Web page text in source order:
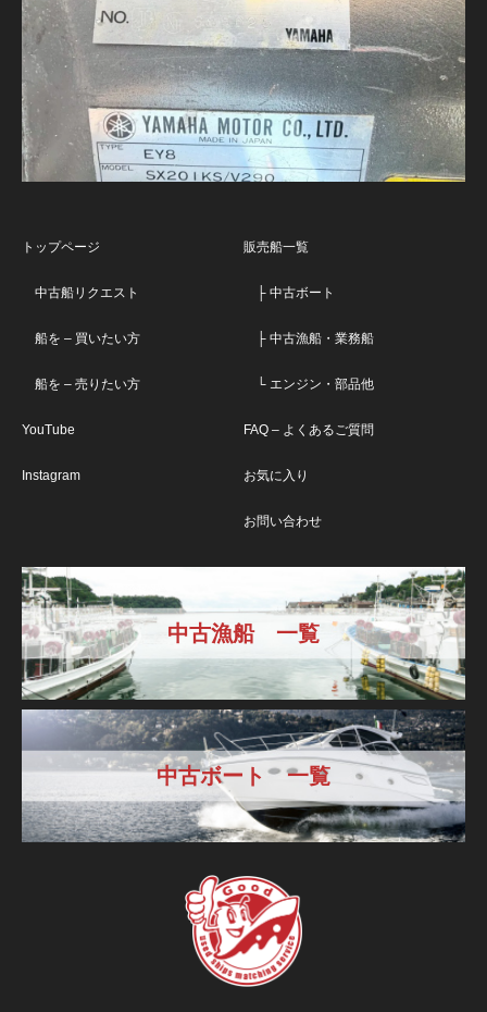
トップページ
中古船リクエスト
船を – 買いたい方
船を – 売りたい方
YouTube
Instagram
販売船一覧
├ 中古ボート
├ 中古漁船・業務船
└ エンジン・部品他
FAQ – よくあるご質問
お気に入り
お問い合わせ
中古漁船 一覧
中古ボート 一覧